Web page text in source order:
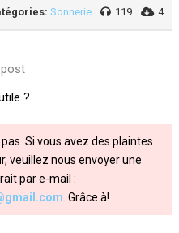
Sonnerie 119 4
?
Si vous avez des plaintes
veuillez nous envoyer une
par e-mail :
. Grâce à!